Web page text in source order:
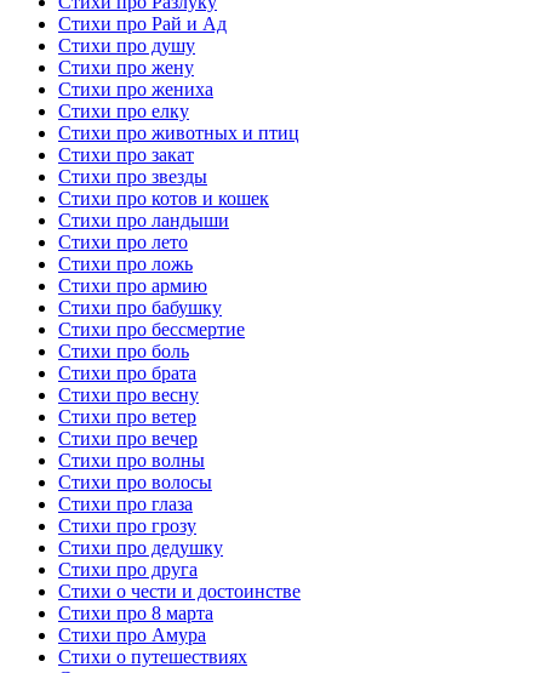
Стихи про Рай и Ад
Стихи про душу
Стихи про жену
Стихи про жениха
Стихи про елку
Стихи про животных и птиц
Стихи про закат
Стихи про звезды
Стихи про котов и кошек
Стихи про ландыши
Стихи про лето
Стихи про ложь
Стихи про армию
Стихи про бабушку
Стихи про бессмертие
Стихи про боль
Стихи про брата
Стихи про весну
Стихи про ветер
Стихи про вечер
Стихи про волны
Стихи про волосы
Стихи про глаза
Стихи про грозу
Стихи про дедушку
Стихи про друга
Стихи о чести и достоинстве
Стихи про 8 марта
Стихи про Амура
Стихи о путешествиях